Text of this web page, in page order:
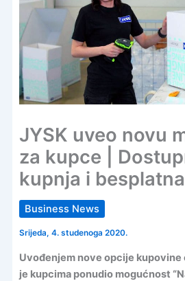
JYSK uveo novu
za kupce |
kupnja i
Business News
Srijeda, 4. studenoga 2020.
Uvođenjem nove opcije kupovine
je kupcima ponudio mogućnost